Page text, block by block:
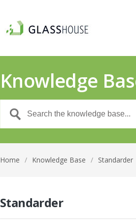
Knowledge
Home / Knowledge Base / Standarder
Standarder